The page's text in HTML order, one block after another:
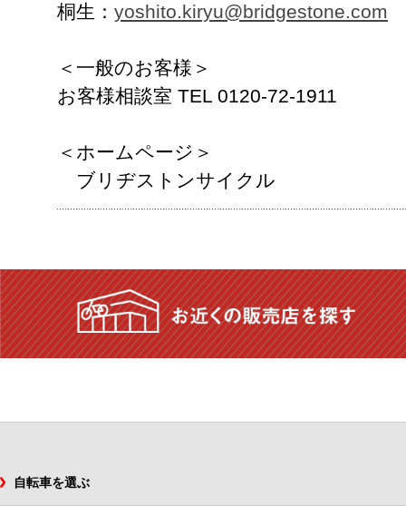
桐生： yoshito.kiryu@bridgestone.com
＜一般のお客様＞
お客様相談室 TEL 0120-72-1911
＜ホームページ＞
ブリヂストンサイクル
自転車を選ぶ